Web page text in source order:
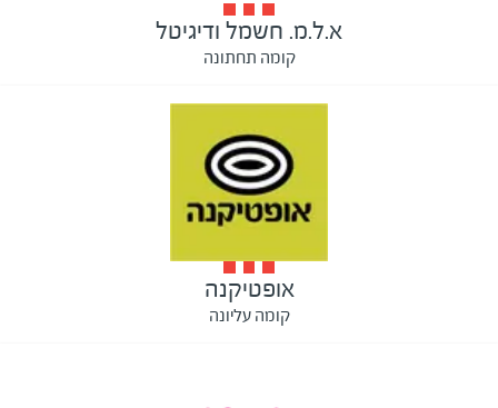
א.ל.מ. חשמל ודיגיטל
קומה תחתונה
אופטיקנה
קומה עליונה